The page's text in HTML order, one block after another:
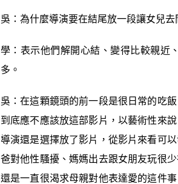
吳：為什麼導演要在結尾放一段讓女兒
學：表示他們解開心結、變得比較親近
多。
吳：在這顆鏡頭的前一段是很日常的吃
到底應不應該放這部影片，以藝術性來
導演還是選擇放了影片，從影片來看可
爸對他性騷擾、媽媽出去跟女朋友玩很
還是一直很渴求母親對他表達愛的這件